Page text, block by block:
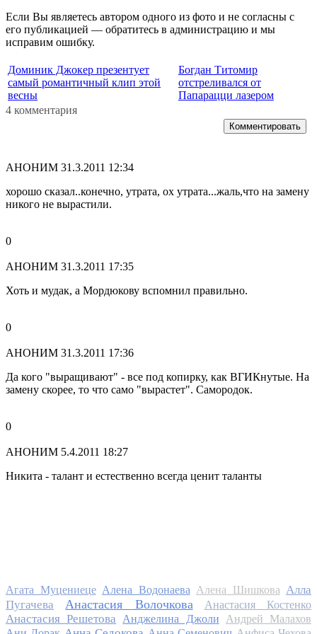
Если Вы являетесь автором одного из фото и не согласны с
его публикацией — обратитесь в администрацию и мы
исправим ошибку.
Доминик Джокер презентует
самый романтичный клип этой
весны
Богдан Титомир
отстреливался от
Папарацци лазером
4 комментария
Комментировать
АНОНИМ 31.3.2011 12:34
хорошо сказал..конечно, утрата, ох утрата...жаль,что на замену
никого не вырастили.
0
АНОНИМ 31.3.2011 17:35
Хоть и мудак, а Мордюкову вспомнил правильно.
0
АНОНИМ 31.3.2011 17:36
Да кого "выращивают" - все под копирку, как ВГИКнутые. На
замену скорее, то что само "вырастет". Самородок.
0
АНОНИМ 5.4.2011 18:27
Никита - талант и естественно всегда ценит таланты
Агата Муцениеце Алена Водонаева Алена Шишкова Алла
Пугачева
Анастасия Волочкова Анастасия Костенко
Анастасия Решетова Анджелина Джоли
Андрей Малахов